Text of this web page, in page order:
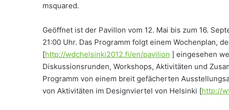
msquared.
Geöffnet ist der Pavillon vom 12. Mai bis zum 16.
21:00 Uhr. Das Programm folgt einem Wochenplan,
[http://wdchelsinki2012.fi/en/pavilion ] eingesehen
Diskussionsrunden, Workshops, Aktivitäten und
Programm von einem breit gefächerten
von Aktivitäten im Designviertel von Helsinki [http://